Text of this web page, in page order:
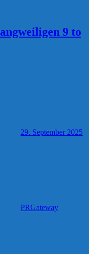
9 to
29. September 2025
PRGateway